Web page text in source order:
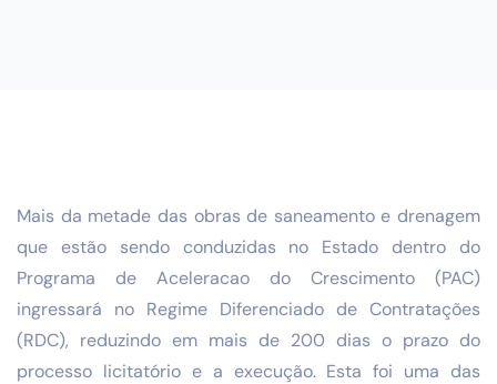
Mais da metade das obras de saneamento e drenagem
que estão sendo conduzidas no Estado dentro do
Programa de Aceleracao do Crescimento (PAC)
ingressará no Regime Diferenciado de Contratações
(RDC), reduzindo em mais de 200 dias o prazo do
processo licitatório e a execução. Esta foi uma das